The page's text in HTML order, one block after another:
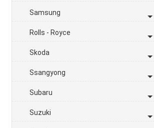
Samsung
Rolls - Royce
Skoda
Ssangyong
Subaru
Suzuki